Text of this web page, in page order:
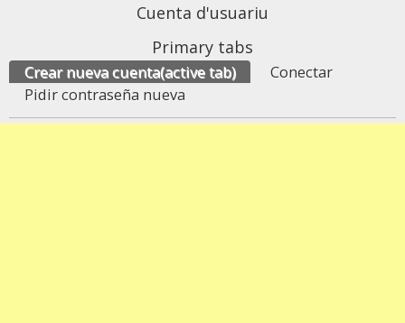
Cuenta d'usuariu
Primary tabs
Crear nueva cuenta(active tab)
Conectar
Pidir contraseña nueva